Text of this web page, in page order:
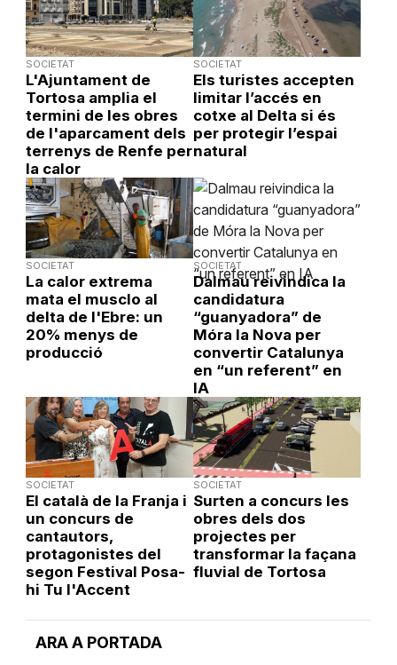
ARA A PORTADA
SOCIETAT
L'Ajuntament de
Tortosa amplia el
termini de les obres
de l'aparcament dels
terrenys de Renfe per
la calor
SOCIETAT
Els turistes accepten
limitar l’accés en
cotxe al Delta si és
per protegir l’espai
natural
SOCIETAT
La calor extrema
mata el musclo al
delta de l'Ebre: un
20% menys de
producció
SOCIETAT
Dalmau reivindica la
candidatura
“guanyadora” de
Móra la Nova per
convertir Catalunya
en “un referent” en
IA
SOCIETAT
El català de la Franja i
un concurs de
cantautors,
protagonistes del
segon Festival Posa-
hi Tu l'Accent
SOCIETAT
Surten a concurs les
obres dels dos
projectes per
transformar la façana
fluvial de Tortosa